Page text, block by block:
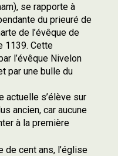
se rapporte à
du prieuré de
de l’évêque de
1139. Cette
l’évêque Nivelon
par une bulle du
actuelle s’élève sur
ancien, car aucune
à la première
cent ans, l’église